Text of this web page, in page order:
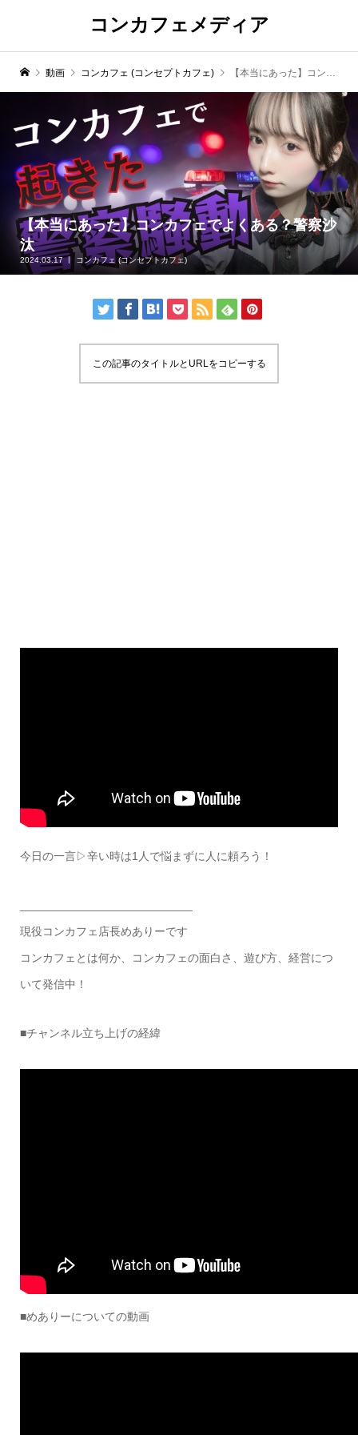
コンカフェメディア
動画 コンカフェ (コンセプトカフェ) 【本当にあった】コンカフェでよくある？警察沙汰
【本当にあった】コンカフェでよくある？警察沙
汰
2024.03.17 コンカフェ (コンセプトカフェ)
この記事のタイトルとURLをコピーする
今日の一言▷辛い時は1人で悩まずに人に頼ろう！
現役コンカフェ店長めありーです
コンカフェとは何か、コンカフェの面白さ、遊び方、経営につ
いて発信中！
■チャンネル立ち上げの経緯
■めありーについての動画